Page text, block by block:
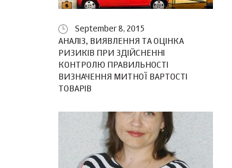
September 8, 2015
АНАЛІЗ, ВИЯВЛЕННЯ ТА ОЦІНКА
РИЗИКІВ ПРИ ЗДІЙСНЕННІ
КОНТРОЛЮ ПРАВИЛЬНОСТІ
ВИЗНАЧЕННЯ МИТНОЇ ВАРТОСТІ
ТОВАРІВ